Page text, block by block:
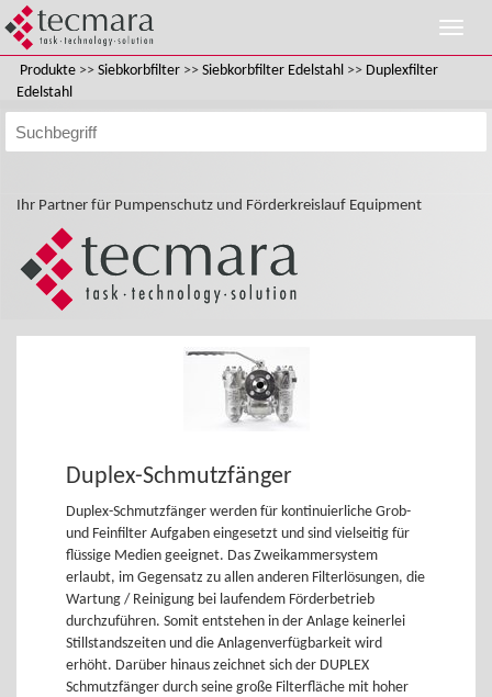
Produkte >> Siebkorbfilter >> Siebkorbfilter Edelstahl >> Duplexfilter
Edelstahl
Ihr Partner für Pumpenschutz und Förderkreislauf Equipment
Duplex-Schmutzfänger
Duplex-Schmutzfänger werden für kontinuierliche Grob-
und Feinfilter Aufgaben eingesetzt und sind vielseitig für
flüssige Medien geeignet. Das Zweikammersystem
erlaubt, im Gegensatz zu allen anderen Filterlösungen, die
Wartung / Reinigung bei laufendem Förderbetrieb
durchzuführen. Somit entstehen in der Anlage keinerlei
Stillstandszeiten und die Anlagenverfügbarkeit wird
erhöht. Darüber hinaus zeichnet sich der DUPLEX
Schmutzfänger durch seine große Filterfläche mit hoher